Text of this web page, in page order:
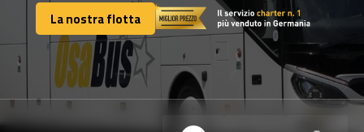
FLOTTA
METTITI IN CONTATTO
METTITI IN CONTATTO
La nostra flotta
La nostra flotta